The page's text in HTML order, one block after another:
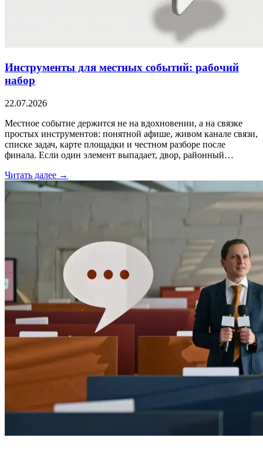
Инструменты для местных событий: рабочий
набор
22.07.2026
Местное событие держится не на вдохновении, а на связке
простых инструментов: понятной афише, живом канале связи,
списке задач, карте площадки и честном разборе после
финала. Если один элемент выпадает, двор, районный…
Читать далее →